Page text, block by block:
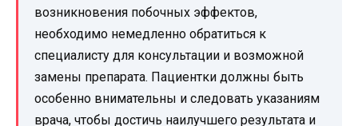
возникновения побочных эффектов,
необходимо немедленно обратиться к
специалисту для консультации и возможной
замены препарата. Пациентки должны быть
особенно внимательны и следовать указаниям
врача, чтобы достичь наилучшего результата и